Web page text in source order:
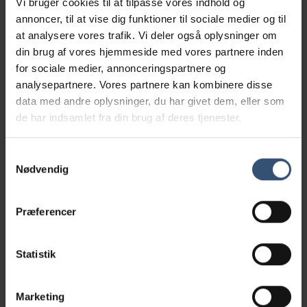
Vi bruger cookies til at tilpasse vores indhold og
annoncer, til at vise dig funktioner til sociale medier og til
at analysere vores trafik. Vi deler også oplysninger om
din brug af vores hjemmeside med vores partnere inden
for sociale medier, annonceringspartnere og
analysepartnere. Vores partnere kan kombinere disse
data med andre oplysninger, du har givet dem, eller som
de har indsamlet fra din brug af deres tjenester.
Nødvendig
Præferencer
Statistik
Marketing
2.8.2. Såfremt kreditaftale indgås mellem dig som
kunde og Dyrlægegården Rønne, vil dette som
udgangspunkt kun være muligt, såfremt du afgiver dit
cpr.nr. Samtykkeerklæring til behandling af cpr.nr.
udfyldes og underskrives af kunden, inden kreditaftale
indgås.
2 (pr. 25. maj 2018 databeskyttelsesforordningens
artikel 6 (1), litra a-b.
2.9 Hjemmeside
Som hovedregel kan du tilgå hjemmesiden uden at
fortælle os, hvem du er, eller i øvrigt give personlige
oplysninger om dig selv.
behandler oplysninger om dig, når du: Sender en